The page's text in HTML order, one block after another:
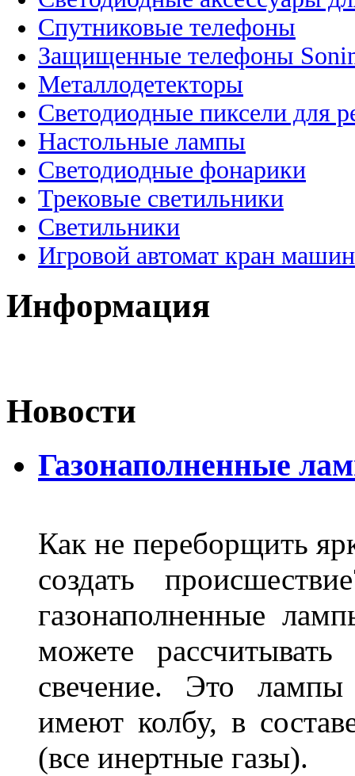
Спутниковые телефоны
Защищенные телефоны
Металлодетекторы
Светодиодные пиксели для
Настольные лампы
Светодиодные фонарики
Трековые светильники
Светильники
Игровой автомат кран
Информация
Новости
Газонаполненные
Как не переборщить
создать
газонаполненные
можете
свечение. Это
имеют колбу, в
(все инертные газы).